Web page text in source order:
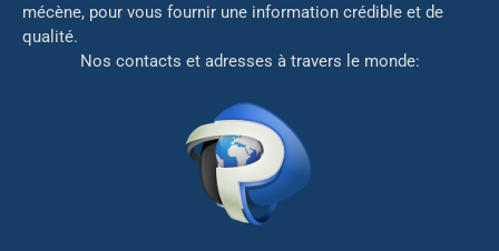
mécène, pour vous fournir une information crédible et de
qualité.
Nos contacts et adresses à travers le monde: